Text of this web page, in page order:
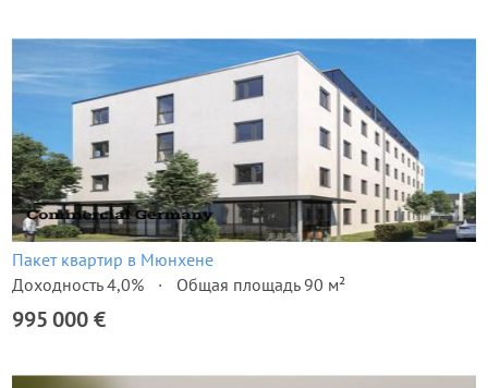
Пакет квартир в Мюнхене
Доходность 4,0%
Общая площадь 90 м²
995 000 €